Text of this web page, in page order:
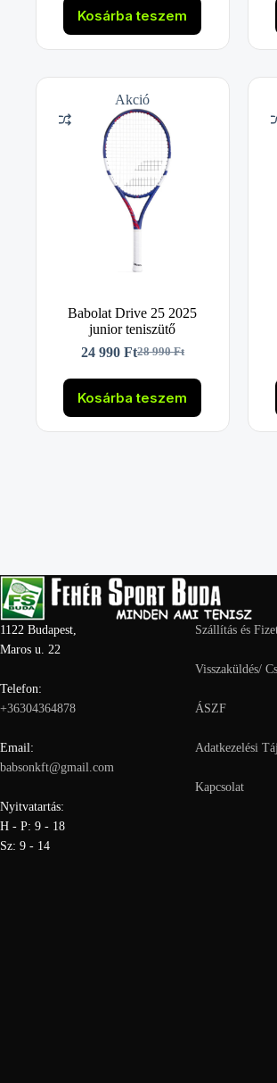
Kosárba teszem
Akció
Babolat Drive 25 2025
junior teniszütő
28 990Ft
Original
was:
28
24 990 FtCurrent
is:
24
Kosárba teszem
1122 Budapest,
Maros u. 22
Telefon:
+36304364878
Email:
babsonkft@gmail.com
Nyitvatartás:
H - P: 9 - 18
Sz: 9 - 14
Szállítás és
Visszaküldés/
ÁSZF
Adatkezelési
Kapcsolat